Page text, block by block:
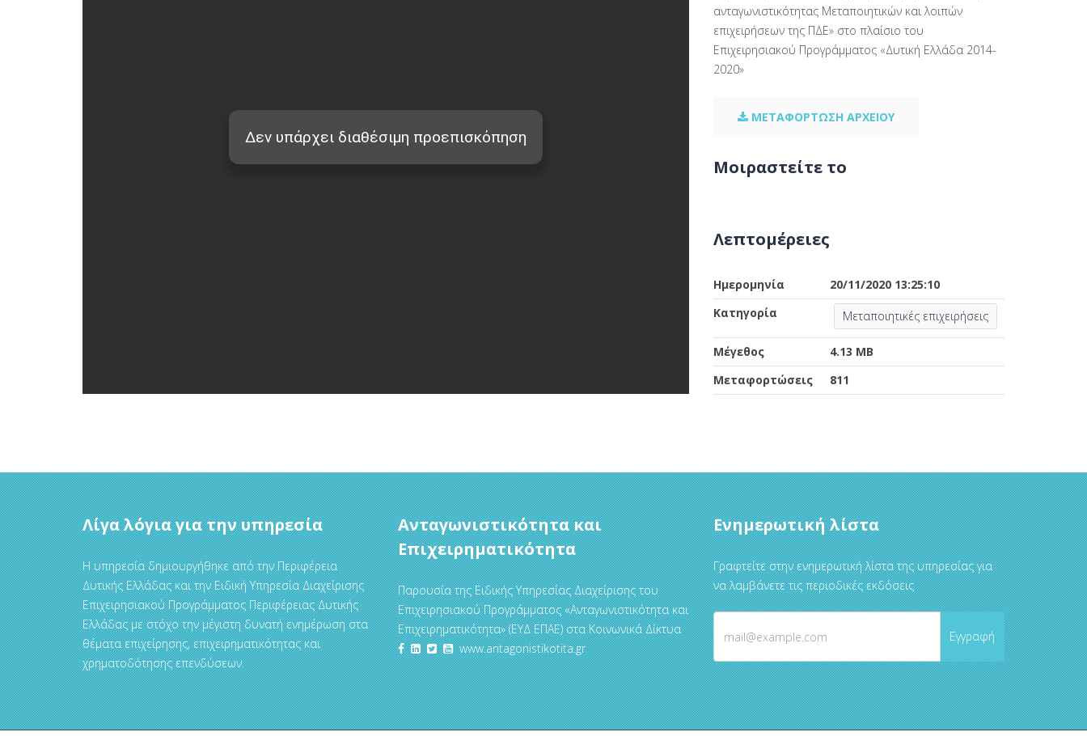
ανταγωνιστικότητας Μεταποιητικών και λοιπών
επιχειρήσεων της ΠΔΕ» στο πλαίσιο του
Επιχειρησιακού Προγράμματος «Δυτική Ελλάδα 2014-
2020»
ΜΕΤΑΦΟΡΤΩΣΗ ΑΡΧΕΙΟΥ
Μοιραστείτε το
Λεπτομέρειες
Ημερομηνία
20/11/2020 13:25:10
Κατηγορία
Μεταποιητικές επιχειρήσεις
Μέγεθος
4.13 MB
Μεταφορτώσεις
811
Λίγα λόγια για την υπηρεσία
Η υπηρεσία δημιουργήθηκε από την Περιφέρεια
Δυτικής Ελλάδας και την Ειδική Υπηρεσία Διαχείρισης
Επιχειρησιακού Προγράμματος Περιφέρειας Δυτικής
Ελλάδας με στόχο την μέγιστη δυνατή ενημέρωση στα
θέματα επιχείρησης, επιχειρηματικότητας και
χρηματοδότησης επενδύσεων.
Ανταγωνιστικότητα και
Επιχειρηματικότητα
Παρουσία της Ειδικής Υπηρεσίας Διαχείρισης του
Επιχειρησιακού Προγράμματος «Ανταγωνιστικότητα και
Επιχειρηματικότητα» (ΕΥΔ ΕΠΑΕ) στα Κοινωνικά Δίκτυα
www.antagonistikotita.gr
Ενημερωτική λίστα
Γραφτείτε στην ενημερωτική λίστα της υπηρεσίας για
να λαμβάνετε τις περιοδικές εκδόσεις